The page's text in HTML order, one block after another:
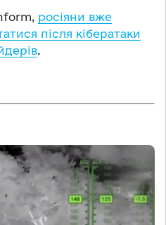
росіяни вже
після кібератаки
.